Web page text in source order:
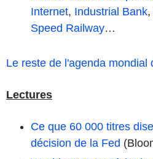
Internet, Industrial Bank,
Speed Railway…
Le reste de l'agenda mondial
Lectures
Ce que 60 000 titres
décision de la Fed